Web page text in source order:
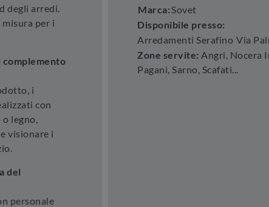
degli arredi.
per i
i
con
legno,
visionare i
del
personale
Marca:Sovet
Disponibile presso:
Arredamenti Serafino Via
Zone servite: Angri, Nocera
Pagani, Sarno, Scafati...